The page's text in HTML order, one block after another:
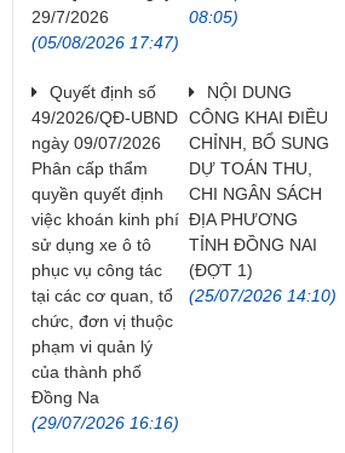
29/7/2026
(05/08/2026 17:47)
08:05)
Quyết định số
49/2026/QĐ-UBND
ngày 09/07/2026
Phân cấp thẩm
quyền quyết định
việc khoán kinh phí
sử dụng xe ô tô
phục vụ công tác
tại các cơ quan, tổ
chức, đơn vị thuộc
phạm vi quản lý
của thành phố
Đồng Na
(29/07/2026 16:16)
NỘI DUNG
CÔNG KHAI ĐIỀU
CHỈNH, BỔ SUNG
DỰ TOÁN THU,
CHI NGÂN SÁCH
ĐỊA PHƯƠNG
TỈNH ĐỒNG NAI
(ĐỢT 1)
(25/07/2026 14:10)